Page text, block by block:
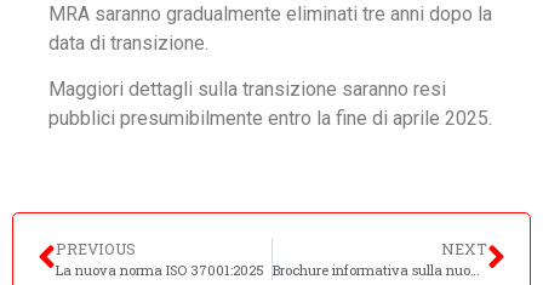
MRA saranno gradualmente eliminati tre anni dopo la
data di transizione.
Maggiori dettagli sulla transizione saranno resi
pubblici presumibilmente entro la fine di aprile 2025.
PREVIOUS
La nuova norma ISO 37001:2025
NEXT
Brochure informativa sulla nuova ISO 14001:2026